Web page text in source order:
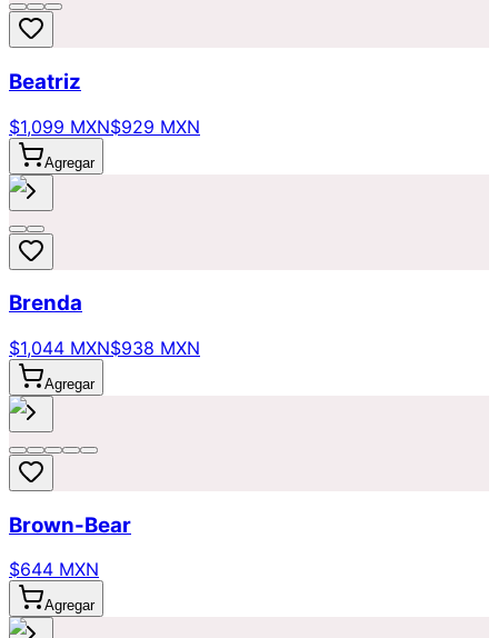
Beatriz
$1,099 MXN$929 MXN
Agregar
Brenda
$1,044 MXN$938 MXN
Agregar
Brown-Bear
$644 MXN
Agregar